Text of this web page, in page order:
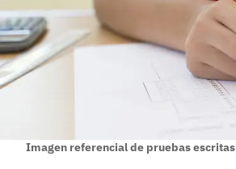
Imagen referencial de pruebas escritas